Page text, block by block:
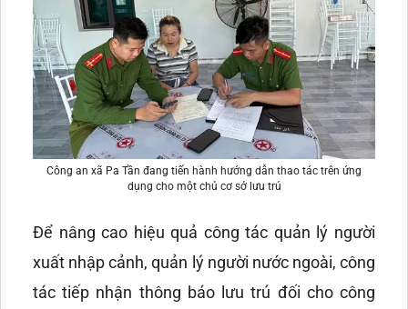
Công an xã Pa Tần đang tiến hành hướng dẫn thao tác trên ứng
dụng cho một chủ cơ sở lưu trú
Để nâng cao hiệu quả công tác quản lý người
xuất nhập cảnh, quản lý người nước ngoài, công
tác tiếp nhận thông báo lưu trú đối cho công